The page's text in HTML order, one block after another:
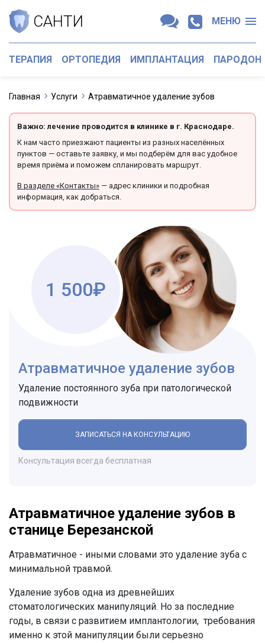
САНТИ МЕНЮ
ТЕРАПИЯ ОРТОПЕДИЯ ИМПЛАНТАЦИЯ
Главная Услуги Атравматичное удаление зубов
Важно: лечение проводится в клинике в г. Краснодаре.
К нам часто приезжают пациенты из разных населённых
пунктов — оставьте заявку, и мы подберём для вас удобное
время приёма и поможем спланировать маршрут.
В разделе «Контакты» — адрес клиники и подробная
информация, как добраться.
1 500₽
Атравматичное удаление зубов
Удаление постоянного зуба при патологической
подвижности
ЗАПИСАТЬСЯ НА КОНСУЛЬТАЦИЮ
Консультация всегда бесплатная
Атравматичное удаление зубов в
станице Березанской
Атравматичное - иными словами это удаление зуба с
минимальной травмой.
Удаление зубов одна из древнейших
стоматологических манипуляций. Но за последние
годы, в связи с развитием имплантологии, требования
именно к этой манипуляции были серьезно